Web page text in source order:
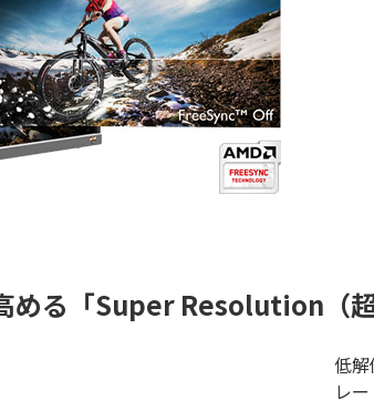
める「Super Resolution（超
低
レ